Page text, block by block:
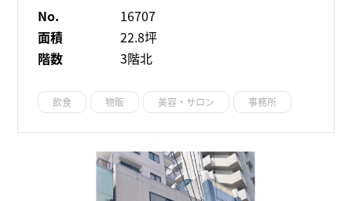
No.
16707
面積
22.8坪
階数
3階北
飲食 物販 美容・サロン 事務所